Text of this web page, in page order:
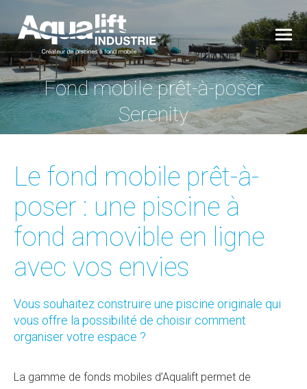
Fond mobile prêt-à-poser
Serenity
Vous êtes ici :
Le fond mobile prêt-à-
poser : une piscine à
fond amovible en ligne
avec vos envies
Vous souhaitez construire une piscine originale qui
vous offre la possibilité de choisir comment
organiser votre espace ?
La gamme de fonds mobiles d’Aqualift permet de